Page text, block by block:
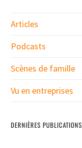
Articles
Podcasts
Scènes de famille
Vu en entreprises
DERNIÈRES PUBLICATIONS